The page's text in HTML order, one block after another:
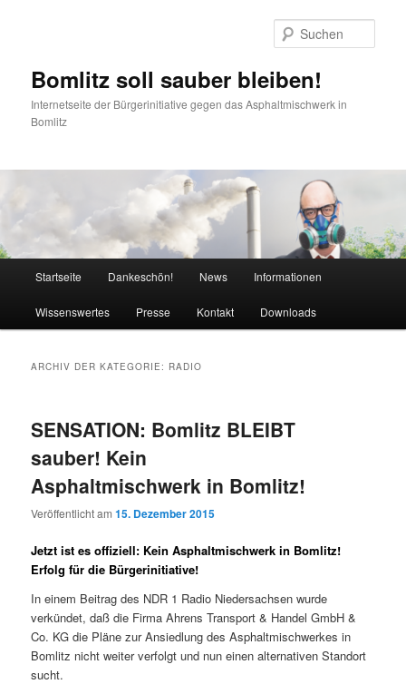
Bomlitz soll sauber bleiben!
Internetseite der Bürgerinitiative gegen das Asphaltmischwerk in
Bomlitz
Startseite Dankeschön! News Informationen
Wissenswertes Presse Kontakt Downloads
ARCHIV DER KATEGORIE: RADIO
SENSATION: Bomlitz BLEIBT
sauber! Kein
Asphaltmischwerk in Bomlitz!
Veröffentlicht am15. Dezember 2015
Jetzt ist es offiziell: Kein Asphaltmischwerk in Bomlitz!
Erfolg für die Bürgerinitiative!
In einem Beitrag des NDR 1 Radio Niedersachsen wurde
verkündet, daß die FirmaAhrens Transport & Handel GmbH &
Co. KG die Pläne zur Ansiedlung des Asphaltmischwerkes in
Bomlitz nicht weiter verfolgt und nun einen alternativen Standort
sucht.